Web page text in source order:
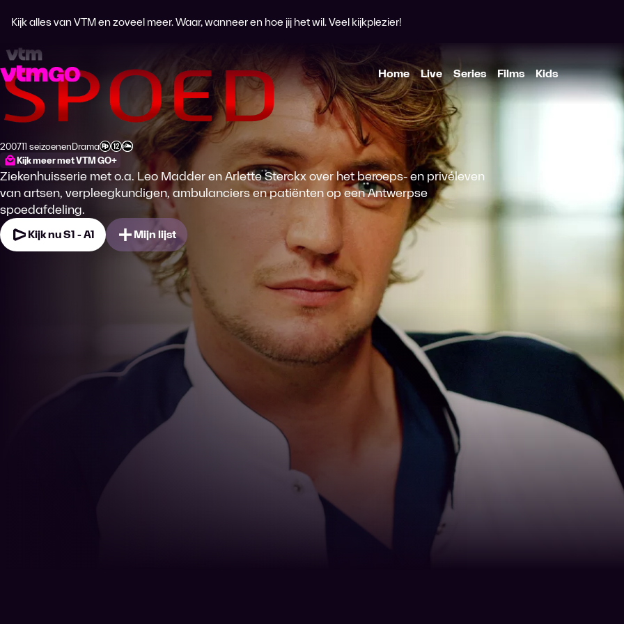
Kijk alles van VTM en zoveel meer. Waar, wanneer en hoe jij het wil. Veel kijkplezier!
Home Live Series Films Kids
Spoed
Productiejaar
200711 seizoenen
Genre
Drama
Leeftijdsclassificatie
Kijk meer met VTM GO+
Ziekenhuisserie met o.a. Leo Madder en Arlette Sterckx over het beroeps- en privéleven
van artsen, verpleegkundigen, ambulanciers en patiënten op een Antwerpse
spoedafdeling.
Kijk nu S1 - A1 Mijn lijst